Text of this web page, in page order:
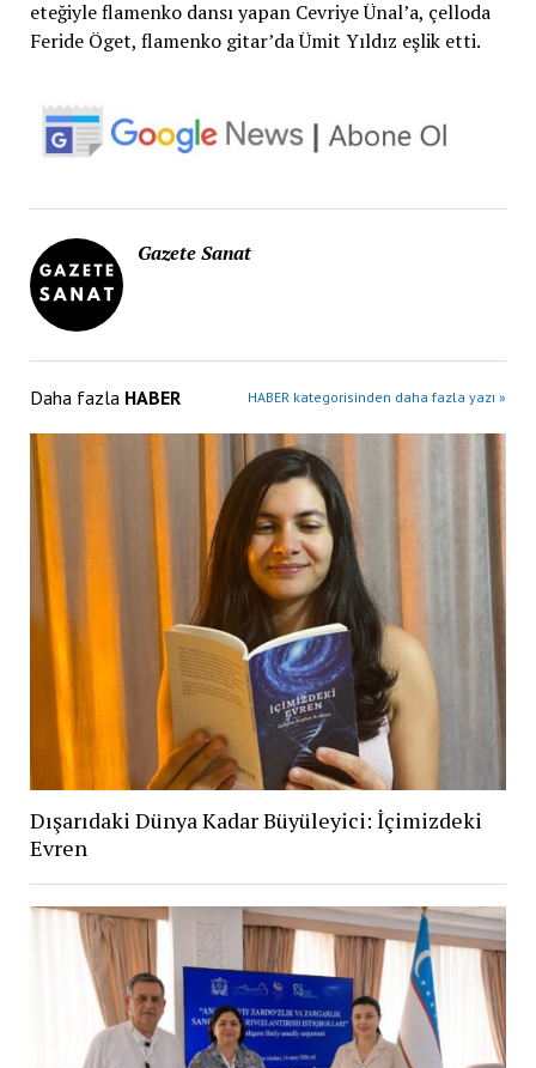
eteğiyle flamenko dansı yapan Cevriye Ünal’a, çelloda
Feride Öget, flamenko gitar’da Ümit Yıldız eşlik etti.
Gazete Sanat
Daha fazla HABER HABER kategorisinden daha fazla yazı »
Dışarıdaki Dünya Kadar Büyüleyici: İçimizdeki
Evren